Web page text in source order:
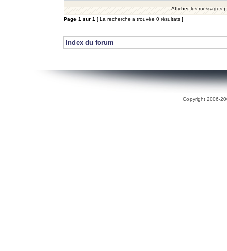
Afficher les messages
Page 1 sur 1 [ La recherche a trouvée 0 résultats ]
Index du forum
Copyright 2006-